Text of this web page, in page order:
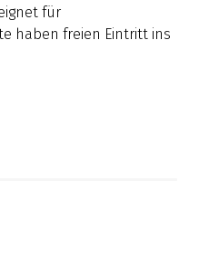
für
haben freien Eintritt ins